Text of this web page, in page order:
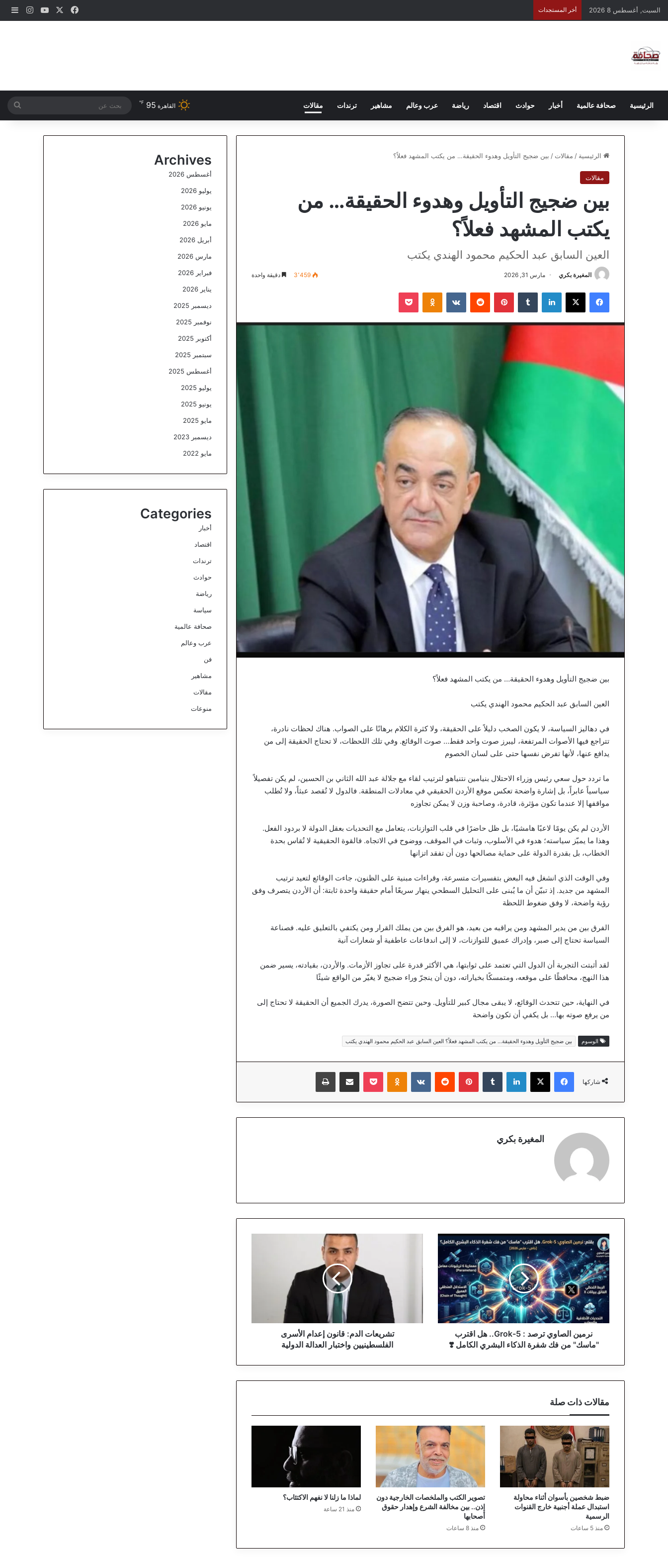
السبت, أغسطس 8 2026 أخر المستجدات فيسبوك ‫YouTube
الرئيسية صحافة عالمية أخبار حوادث اقتصاد رياضة عرب وعالم مشاهير ترندات مقالات القاهرة 95
℉
عن
الرئيسية / مقالات / بين ضجيج التأويل وهدوء الحقيقة… من يكتب المشهد فعلاً؟
مقالات
بين ضجيج التأويل وهدوء الحقيقة… من
يكتب المشهد فعلاً؟
العين السابق عبد الحكيم محمود الهندي يكتب
المغيرة بكري مارس 31, 2026 3٬459 دقيقة واحدة
فيسبوك لينكدإن بينتيريست
بين ضجيج التأويل وهدوء الحقيقة… من يكتب المشهد فعلاً؟
العين السابق عبد الحكيم محمود الهندي يكتب
في دهاليز السياسة، لا يكون الصخب دليلاً على الحقيقة، ولا كثرة الكلام برهانًا على الصواب. هناك لحظات نادرة،
تتراجع فيها الأصوات المرتفعة، ليبرز صوت واحد فقط… صوت الوقائع. وفي تلك اللحظات، لا تحتاج الحقيقة إلى من
يدافع عنها، لأنها تفرض نفسها حتى على لسان الخصوم
ما تردد حول سعي رئيس وزراء الاحتلال بنيامين نتنياهو لترتيب لقاء مع جلالة عبد الله الثاني بن الحسين، لم يكن تفصيلاً
سياسياً عابراً، بل إشارة واضحة تعكس موقع الأردن الحقيقي في معادلات المنطقة. فالدول لا تُقصد عبثاً، ولا تُطلب
مواقفها إلا عندما تكون مؤثرة، قادرة، وصاحبة وزن لا يمكن تجاوزه
الأردن لم يكن يومًا لاعبًا هامشيًا، بل ظل حاضرًا في قلب التوازنات، يتعامل مع التحديات بعقل الدولة لا بردود الفعل.
وهذا ما يميّز سياسته؛ هدوء في الأسلوب، وثبات في الموقف، ووضوح في الاتجاه. فالقوة الحقيقية لا تُقاس بحدة
الخطاب، بل بقدرة الدولة على حماية مصالحها دون أن تفقد اتزانها
وفي الوقت الذي انشغل فيه البعض بتفسيرات متسرعة، وقراءات مبنية على الظنون، جاءت الوقائع لتعيد ترتيب
المشهد من جديد. إذ تبيّن أن ما يُبنى على التحليل السطحي ينهار سريعًا أمام حقيقة واحدة ثابتة: أن الأردن يتصرف وفق
رؤية واضحة، لا وفق ضغوط اللحظة
الفرق بين من يدير المشهد ومن يراقبه من بعيد، هو الفرق بين من يملك القرار ومن يكتفي بالتعليق عليه. فصناعة
السياسة تحتاج إلى صبر، وإدراك عميق للتوازنات، لا إلى اندفاعات عاطفية أو شعارات آنية
لقد أثبتت التجربة أن الدول التي تعتمد على ثوابتها، هي الأكثر قدرة على تجاوز الأزمات. والأردن، بقيادته، يسير ضمن
هذا النهج، محافظًا على موقعه، ومتمسكًا بخياراته، دون أن ينجرّ وراء ضجيج لا يغيّر من الواقع شيئًا
في النهاية، حين تتحدث الوقائع، لا يبقى مجال كبير للتأويل. وحين تتضح الصورة، يدرك الجميع أن الحقيقة لا تحتاج إلى
من يرفع صوته بها… بل يكفي أن تكون واضحة
الوسوم بين ضجيج التأويل وهدوء الحقيقة… من يكتب المشهد فعلاً؟ العين السابق عبد الحكيم محمود الهندي يكتب
شاركها
فيسبوك لينكدإن بينتيريست
المغيرة بكري
ن
ر
م
ي
ن
ل
ا
ر
G
r
o
k
-
5
.
ه
ل
ا
ق
ت
نرمين الصاوي ترصد : Grok-5.. هل اقترب
"ماسك" من فك شفرة الذكاء البشري الكامل ❣️
ي
ل
ق
إ
ع
ا
م
ا
ل
أ
س
ر
تشريعات الدم: قانون إعدام الأسرى
الفلسطينيين واختبار العدالة الدولية
مقالات ذات صلة
ضبط شخصين بأسوان أثناء محاولة
استبدال عملة أجنبية خارج القنوات
الرسمية
منذ 5 ساعات
تصوير الكتب والملخصات الخارجية دون
إذن.. بين مخالفة الشرع وإهدار حقوق
أصحابها
منذ 8 ساعات
لماذا ما زلنا لا نفهم الاكتئاب؟
منذ 21 ساعة
Archives
أغسطس 2026
يوليو 2026
يونيو 2026
مايو 2026
أبريل 2026
مارس 2026
فبراير 2026
يناير 2026
ديسمبر 2025
نوفمبر 2025
أكتوبر 2025
سبتمبر 2025
أغسطس 2025
يوليو 2025
يونيو 2025
مايو 2025
ديسمبر 2023
مايو 2022
Categories
أخبار
اقتصاد
ترندات
حوادث
رياضة
سياسة
صحافة عالمية
عرب وعالم
فن
مشاهير
مقالات
منوعات